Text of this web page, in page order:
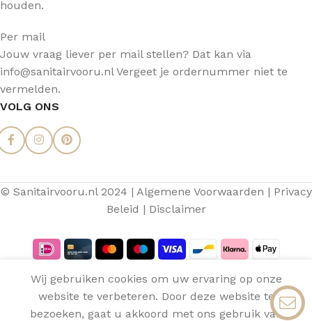
houden.
Per mail
Jouw vraag liever per mail stellen? Dat kan via
info@sanitairvooru.nl Vergeet je ordernummer niet te
vermelden.
VOLG ONS
© Sanitairvooru.nl 2024 | Algemene Voorwaarden | Privacy
Beleid | Disclaimer
Wij gebruiken cookies om uw ervaring op onze
website te verbeteren. Door deze website te
bezoeken, gaat u akkoord met ons gebruik van
Aquasense
Plafondarm
Violet
Brushed
€145,20
€89,00
Slechts
resterend
op
VerlanglijstVergelijken
0
Winkelwagen